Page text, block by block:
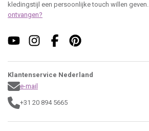
kledingstijl een persoonlijke touch willen geven.
ontvangen?
Klantenservice Nederland
e-mail
+31 20 894 5665